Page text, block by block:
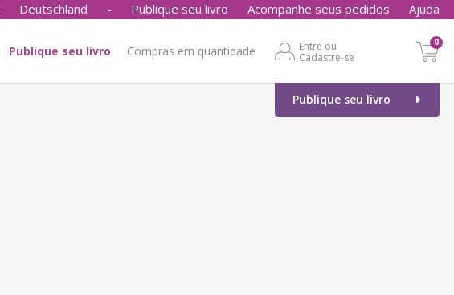
Deutschland - Publique seu livro Acompanhe seus pedidos Ajuda
Publique seu livro Compras em quantidade
Entre ou
Cadastre-se
0
Publique seu livro